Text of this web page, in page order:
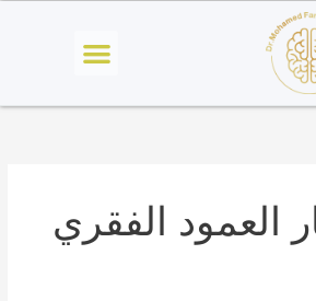
Menu
العمود الفقري